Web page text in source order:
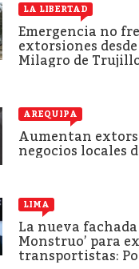
LA LIBERTAD
Emergencia no
extorsiones
Milagro de
AREQUIPA
Aumentan
negocios locales
LIMA
La nueva fachada
Monstruo’ para
transportistas: